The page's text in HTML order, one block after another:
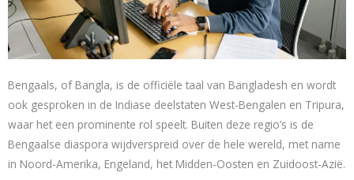
Bengaals, of Bangla, is de officiële taal van Bangladesh en wordt
ook gesproken in de Indiase deelstaten West-Bengalen en Tripura,
waar het een prominente rol speelt. Buiten deze regio’s is de
Bengaalse diaspora wijdverspreid over de hele wereld, met name
in Noord-Amerika, Engeland, het Midden-Oosten en Zuidoost-Azië.